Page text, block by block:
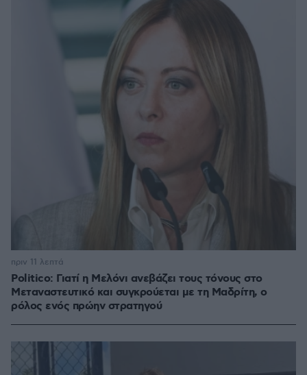
Politico: Γιατί η Μελόνι ανεβάζει τους τόνους στο
Μεταναστευτικό και συγκρούεται με τη Μαδρίτη, ο
ρόλος ενός πρώην στρατηγού
πριν 11 λεπτά